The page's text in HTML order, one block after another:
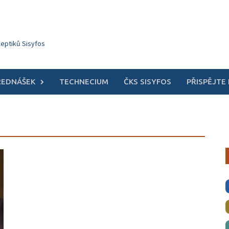
Sisyfos
TECHNECIUM ČKS SISYFOS PŘISPĚJTE